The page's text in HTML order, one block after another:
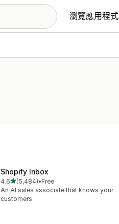
瀏覽應用程式
Shopify Inbox
4.6滿分 5 顆星
(5,484)
共有 5484 則評價
•Free
An AI sales associate that knows your
customers